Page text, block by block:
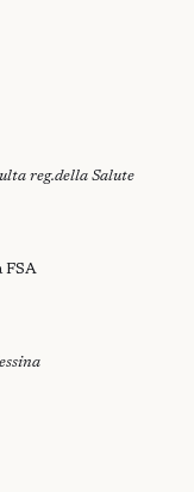
reg.della Salute
FSA